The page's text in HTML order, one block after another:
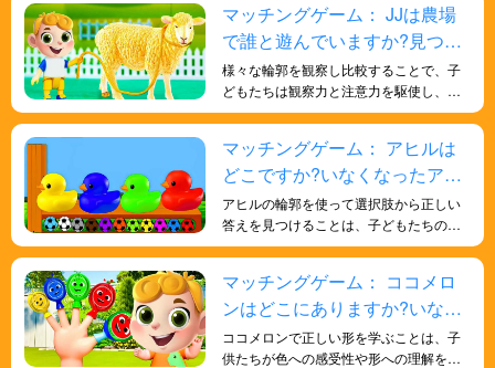
る楽しい方法です。
マッチングゲーム： JJは農場
で誰と遊んでいますか?見つけ
てみましょう!
様々な輪郭を観察し比較することで、子
どもたちは観察力と注意力を駆使し、正
しい動物の形を見極める必要がありま
の集中力と細部への注意力を養うのに役
立ちます。
マッチングゲーム： アヒルは
どこですか?いなくなったアヒ
ルを探そう！
アヒルの輪郭を使って選択肢から正しい
答えを見つけることは、子どもたちの形
状認識能力を鍛え、色に対する感受性を
得るのに役立ちます。
マッチングゲーム： ココメロ
ンはどこにありますか?いなく
なったココメロンを探そう！
ココメロンで正しい形を学ぶことは、子
供たちが色への感受性や形への理解を深